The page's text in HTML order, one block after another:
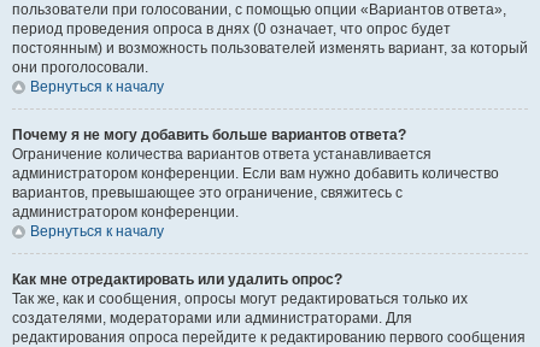
пользователи при голосовании, с помощью опции «Вариантов ответа»,
период проведения опроса в днях (0 означает, что опрос будет
постоянным) и возможность пользователей изменять вариант, за который
они проголосовали.
Вернуться к началу
Почему я не могу добавить больше вариантов ответа?
Ограничение количества вариантов ответа устанавливается
администратором конференции. Если вам нужно добавить количество
вариантов, превышающее это ограничение, свяжитесь с
администратором конференции.
Вернуться к началу
Как мне отредактировать или удалить опрос?
Так же, как и сообщения, опросы могут редактироваться только их
создателями, модераторами или администраторами. Для
редактирования опроса перейдите к редактированию первого сообщения